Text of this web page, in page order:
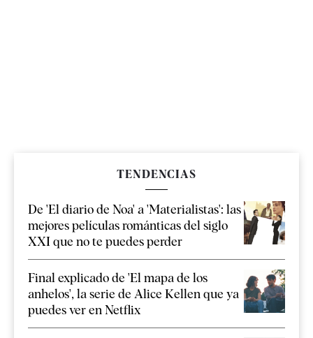
TENDENCIAS
De 'El diario de Noa' a 'Materialistas': las
mejores películas románticas del siglo
XXI que no te puedes perder
Final explicado de 'El mapa de los
anhelos', la serie de Alice Kellen que ya
puedes ver en Netflix